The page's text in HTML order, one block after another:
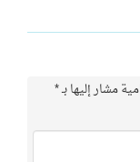
مشار إليها بـ*